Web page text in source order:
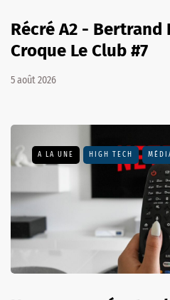
Récré A2 - Bertrand
Croque Le Club #7
5 août 2026
A LA UNE HIGH TECH